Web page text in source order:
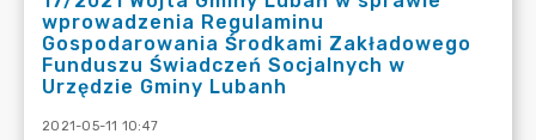
wprowadzenia Regulaminu
Gospodarowania Środkami Zakładowego
Funduszu Świadczeń Socjalnych w
Urzędzie Gminy Lubanh
2021-05-11 10:47